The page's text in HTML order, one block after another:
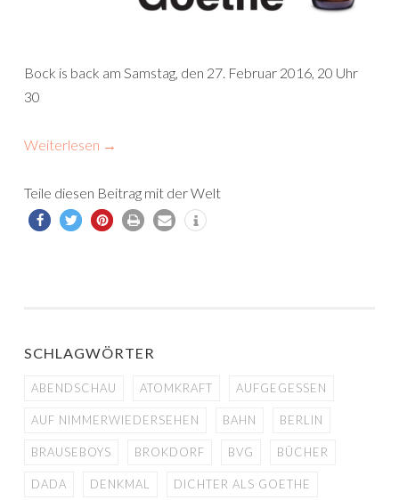
Bock is back am Samstag, den 27. Februar 2016, 20 Uhr
30
Weiterlesen →
Teile diesen Beitrag mit der Welt
SCHLAGWÖRTER
ABENDSCHAU ATOMKRAFT AUFGEGESSEN
AUF NIMMERWIEDERSEHEN BAHN BERLIN
BRAUSEBOYS BROKDORF BVG BÜCHER
DADA DENKMAL DICHTER ALS GOETHE